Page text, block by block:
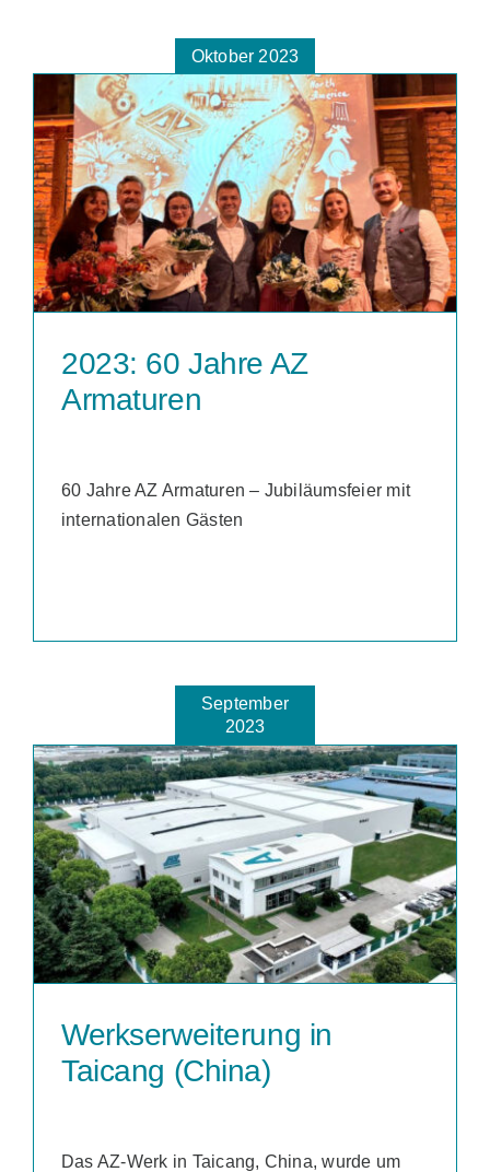
Oktober 2023
2023: 60 Jahre AZ
Armaturen
60 Jahre AZ Armaturen – Jubiläumsfeier mit
internationalen Gästen
September
2023
Werkserweiterung in
Taicang (China)
Das AZ-Werk in Taicang, China, wurde um